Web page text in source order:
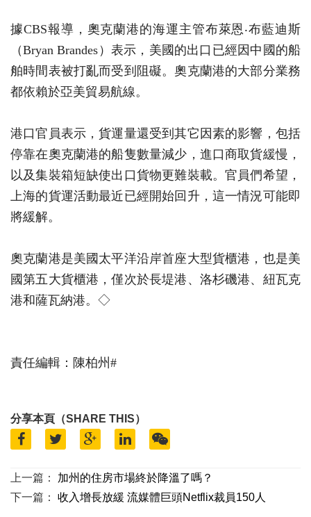
據CBS報導，奧克蘭港的海運主管布萊恩‧布藍迪斯
（Bryan Brandes）表示，美國的出口已經因中國的船
舶時間表被打亂而受到阻礙。奧克蘭港的大部分業務
都依賴於亞美貿易航線。
港口官員表示，貨運量還受到其它因素的影響，包括
停靠在奧克蘭港的船隻數量減少，進口商取貨緩慢，
以及集裝箱短缺使出口貨物更難裝載。官員們希望，
上海的貨運活動最近已經開始回升，這一情況可能即
將緩解。
奧克蘭港是美國太平洋沿岸首座大型貨櫃港，也是美
國第五大貨櫃港，僅次於長堤港、洛杉磯港、紐瓦克
港和薩瓦納港。◇
責任編輯：陳柏州#
分享本頁（SHARE THIS）
上一篇：
加州的住房市場終於降溫了嗎？
下一篇：
收入增長放緩 流媒體巨頭Netflix裁員150人